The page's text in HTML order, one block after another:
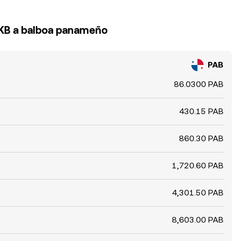
a balboa panameño
PAB
86.0300 PAB
430.15 PAB
860.30 PAB
1,720.60 PAB
4,301.50 PAB
8,603.00 PAB